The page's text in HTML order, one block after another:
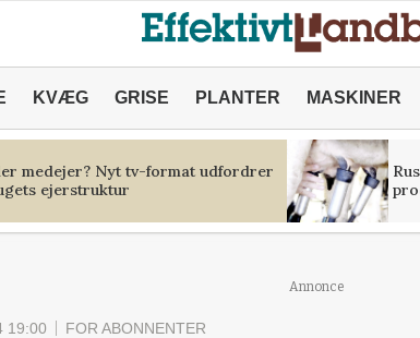
KVÆG GRISE PLANTER MASKINER
medejer? Nyt tv-format udfordrer
ejerstruktur
Annonce
19:00 FOR ABONNENTER